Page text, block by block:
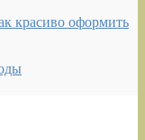
красиво оформить